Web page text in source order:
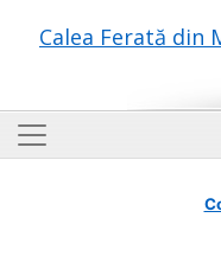
Calea Ferată din